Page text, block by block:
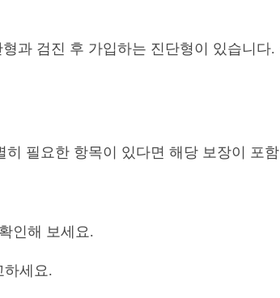
과 검진 후 가입하는 진단형이 있습니다
필요한 항목이 있다면 해당 보장이 포
인해 보세요.
하세요.